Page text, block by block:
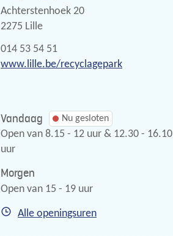
Adres
Achterstenhoek 20
,2275 Lille
Tel.
014 53 54 51
Website
www.lille.be/recyclagepark
Vandaag Nu gesloten
Open van 8.15 - 12 uur & 12.30 - 16.10
uur
Morgen
Open van 15 - 19 uur
Alle openingsurenRecyclagepark